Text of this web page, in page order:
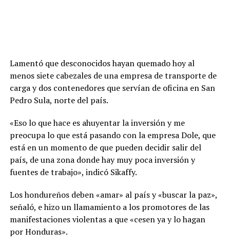
Lamentó que desconocidos hayan quemado hoy al
menos siete cabezales de una empresa de transporte de
carga y dos contenedores que servían de oficina en San
Pedro Sula, norte del país.
«Eso lo que hace es ahuyentar la inversión y me
preocupa lo que está pasando con la empresa Dole, que
está en un momento de que pueden decidir salir del
país, de una zona donde hay muy poca inversión y
fuentes de trabajo», indicó Sikaffy.
Los hondureños deben «amar» al país y «buscar la paz»,
señaló, e hizo un llamamiento a los promotores de las
manifestaciones violentas a que «cesen ya y lo hagan
por Honduras».